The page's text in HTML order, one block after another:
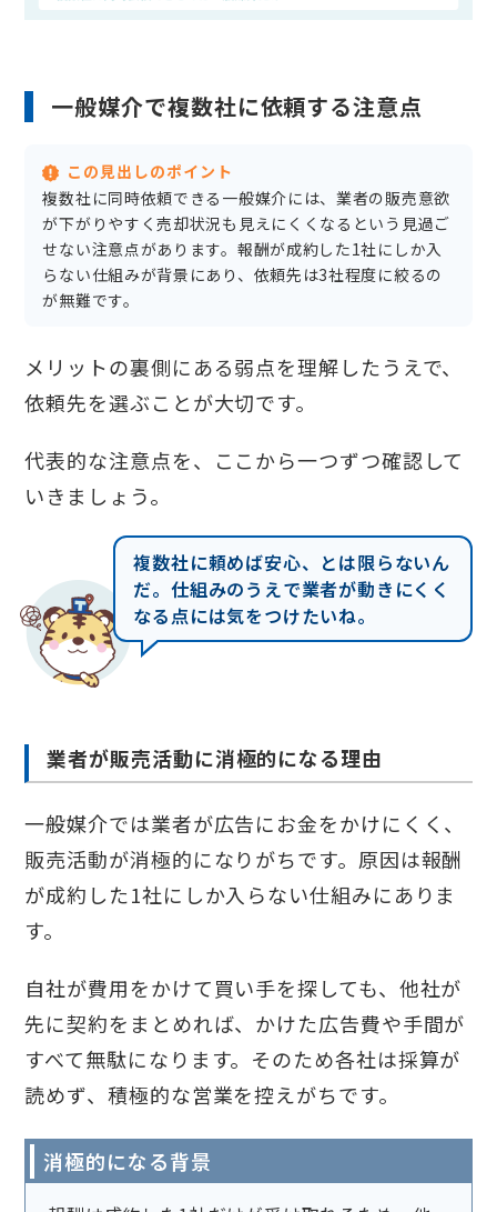
一般媒介で複数社に依頼する注意点
この見出しのポイント
複数社に同時依頼できる一般媒介には、業者の販売意欲
が下がりやすく売却状況も見えにくくなるという見過ご
せない注意点があります。報酬が成約した1社にしか入
らない仕組みが背景にあり、依頼先は3社程度に絞るの
が無難です。
メリットの裏側にある弱点を理解したうえで、
依頼先を選ぶことが大切です。
代表的な注意点を、ここから一つずつ確認して
いきましょう。
複数社に頼めば安心、とは限らないん
だ。仕組みのうえで業者が動きにくく
なる点には気をつけたいね。
業者が販売活動に消極的になる理由
一般媒介では業者が広告にお金をかけにくく、
販売活動が消極的になりがちです。原因は報酬
が成約した1社にしか入らない仕組みにありま
す。
自社が費用をかけて買い手を探しても、他社が
先に契約をまとめれば、かけた広告費や手間が
すべて無駄になります。そのため各社は採算が
読めず、積極的な営業を控えがちです。
消極的になる背景